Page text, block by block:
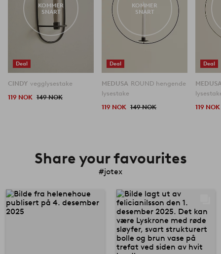
Deal
KOMMER
SNART
CINDY vegglysestake
119 NOK 149 NOK
Deal
KOMMER
SNART
MEDUSA ROUND hengende
lysestake
119 NOK 149 NOK
Deal
119 NOK
Share your favourites
#jotex